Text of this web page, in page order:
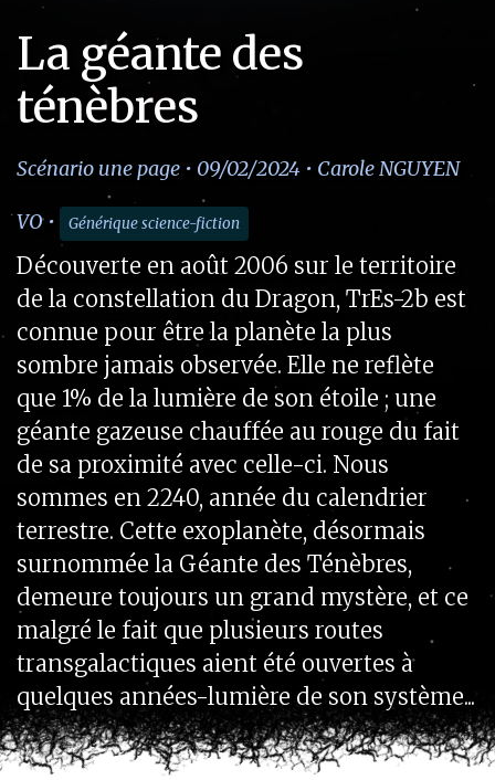
La géante des
ténèbres
Scénario une page • 09/02/2024 • Carole NGUYEN
VO • Générique science-fiction
Découverte en août 2006 sur le territoire
de la constellation du Dragon, TrEs-2b est
connue pour être la planète la plus
sombre jamais observée. Elle ne reflète
que 1% de la lumière de son étoile ; une
géante gazeuse chauffée au rouge du fait
de sa proximité avec celle-ci. Nous
sommes en 2240, année du calendrier
terrestre. Cette exoplanète, désormais
surnommée la Géante des Ténèbres,
demeure toujours un grand mystère, et ce
malgré le fait que plusieurs routes
transgalactiques aient été ouvertes à
quelques années-lumière de son système...